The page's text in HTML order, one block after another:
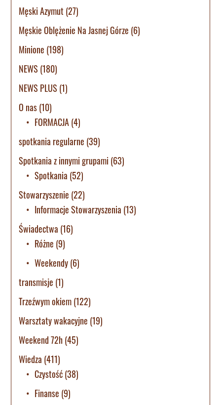
Męski Azymut (27)
Męskie Oblężenie Na Jasnej Górze (6)
Minione (198)
NEWS (180)
NEWS PLUS (1)
O nas(10)
FORMACJA(4)
spotkania regularne (39)
Spotkania z innymi grupami (63)
Spotkania (52)
Stowarzyszenie (22)
Informacje Stowarzyszenia (13)
Świadectwa (16)
Różne (9)
Weekendy(6)
transmisje (1)
Trzeźwym okiem(122)
Warsztaty wakacyjne (19)
Weekend 72h(45)
Wiedza (411)
Czystość(38)
Finanse (9)